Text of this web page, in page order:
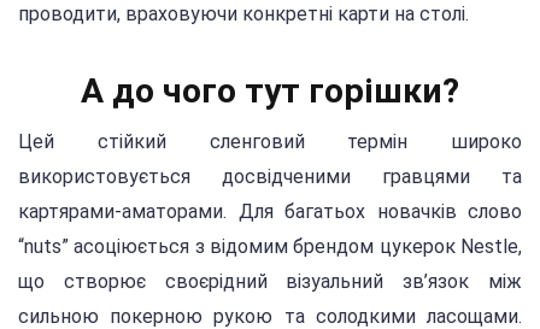
проводити, враховуючи конкретні карти на столі.
А до чого тут горішки?
Цей стійкий сленговий термін широко
використовується досвідченими гравцями та
картярами-аматорами. Для багатьох новачків слово
“nuts” асоціюється з відомим брендом цукерок Nestle,
що створює своєрідний візуальний зв’язок між
сильною покерною рукою та солодкими ласощами.